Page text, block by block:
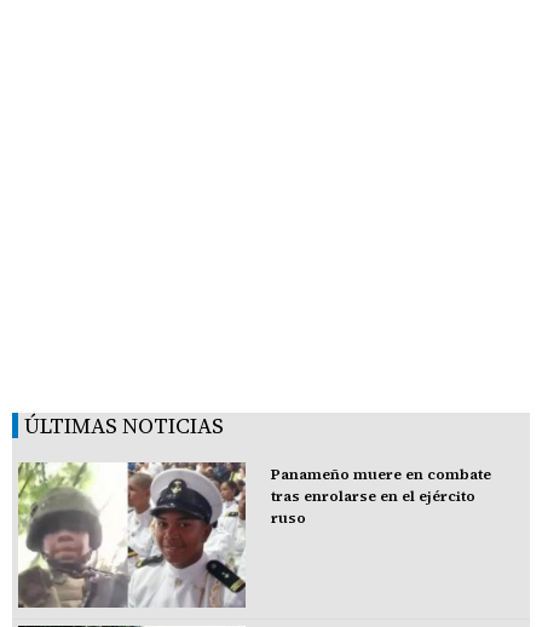
ÚLTIMAS NOTICIAS
Panameño muere en combate
tras enrolarse en el ejército
ruso